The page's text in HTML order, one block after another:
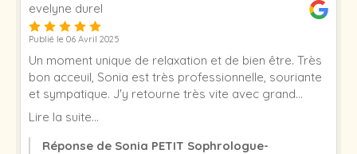
evelyne durel
Publié le 06 Avril 2025
Un moment unique de relaxation et de bien être. Très
bon acceuil, Sonia est très professionnelle, souriante
et sympatique. J'y retourne très vite avec grand
plaisir.
Lire la suite...
Réponse de Sonia PETIT Sophrologue-